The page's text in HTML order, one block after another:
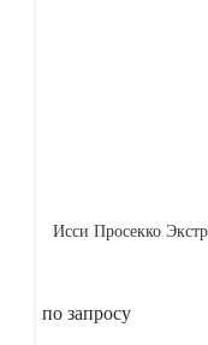
Исси Просекко
по запросу